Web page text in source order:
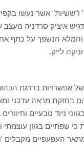
ו"ששיות" אשר נעשו
איציק סרדניה
והמלא הנשפך על כתף
לייק.
אפשרויות בדרגת
בחזקת מראה עדכני
ניוד טבעיים
כי שפתיים בגוון
העפעפיים מקבלים